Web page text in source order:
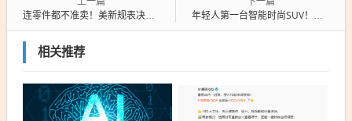
连零件都不准卖！美新规表决封杀华为：含海思芯片的产品将全面禁售 年轻人第一台智能时尚SUV！小鹏MONA L03全国展车到店：明日开启预售
相关推荐